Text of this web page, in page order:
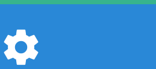
settings